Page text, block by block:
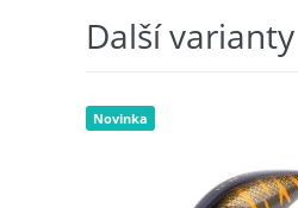
Další
Novinka